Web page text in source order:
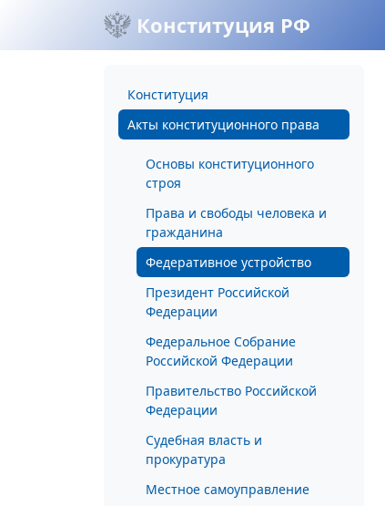
Конституция РФ
Конституция
Акты конституционного права
Основы конституционного
строя
Права и свободы человека и
гражданина
Федеративное устройство
Президент Российской
Федерации
Федеральное Собрание
Российской Федерации
Правительство Российской
Федерации
Судебная власть и
прокуратура
Местное самоуправление